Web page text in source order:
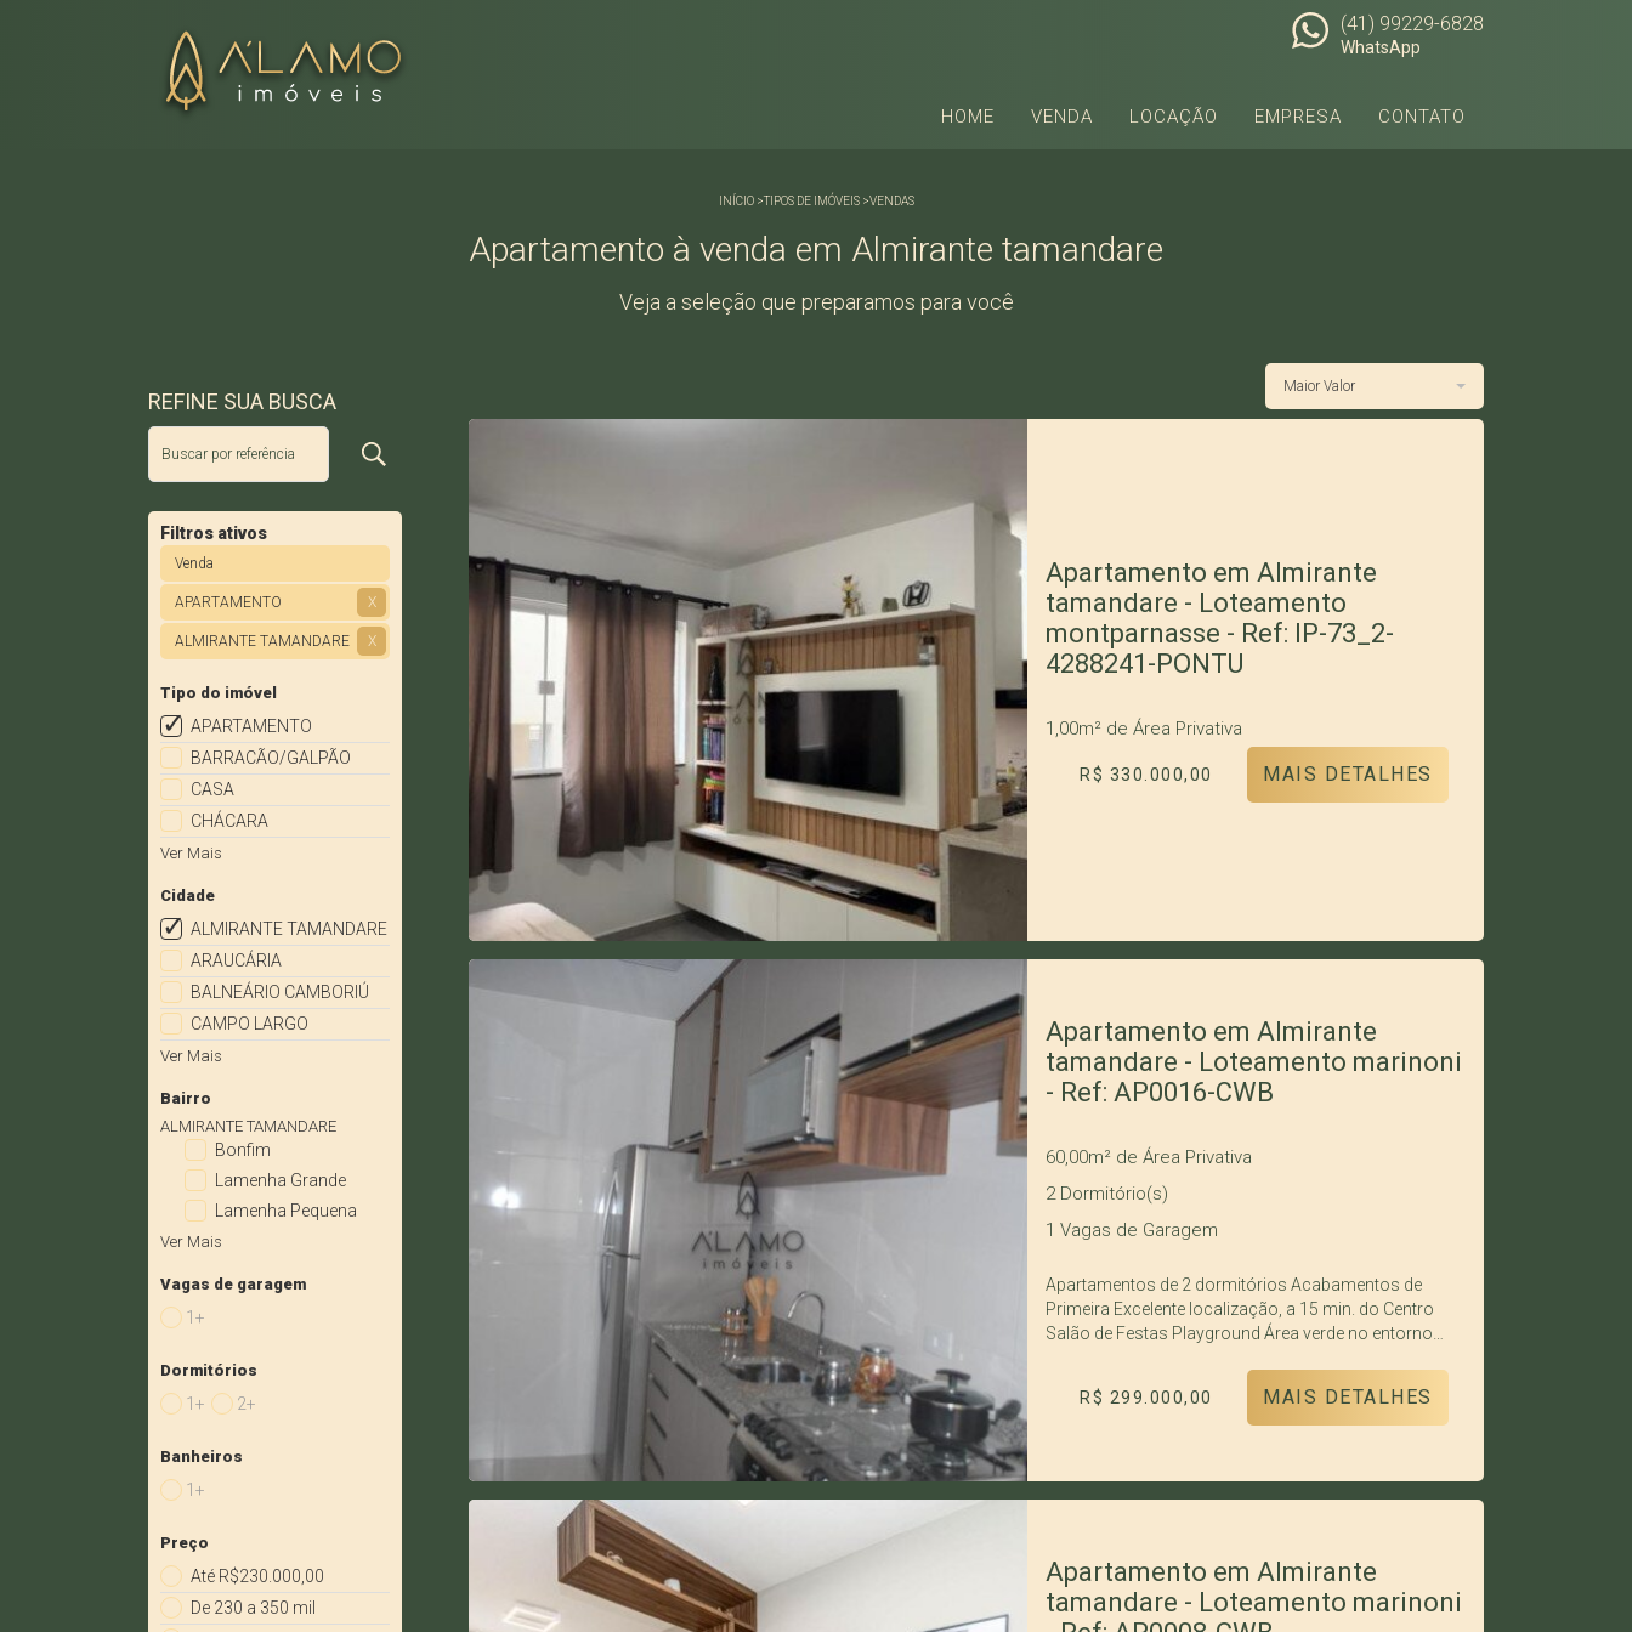
(41) 99229-6828
WhatsApp
HOME VENDA LOCAÇÃO EMPRESA CONTATO
INÍCIO>TIPOS DE IMÓVEIS>VENDAS
Apartamento à venda em Almirante tamandare
Veja a seleção que preparamos para você
Maior Valor
REFINE SUA BUSCA
Filtros ativos
Venda
X
APARTAMENTO
X
ALMIRANTE TAMANDARE
Tipo do imóvel
APARTAMENTO
BARRACÃO/GALPÃO
CASA
CHÁCARA
Ver Mais
Cidade
ALMIRANTE TAMANDARE
ARAUCÁRIA
BALNEÁRIO CAMBORIÚ
CAMPO LARGO
Ver Mais
Bairro
ALMIRANTE TAMANDARE
Bonfim
Lamenha Grande
Lamenha Pequena
Ver Mais
Vagas de garagem
1+
Dormitórios
1+ 2+
Banheiros
1+
Preço
Até R$230.000,00
De 230 a 350 mil
Apartamento em Almirante
tamandare - Loteamento
montparnasse - Ref: IP-73_2-
4288241-PONTU
1,00m² de Área Privativa
R$ 330.000,00 MAIS DETALHES
Apartamento em Almirante
tamandare - Loteamento marinoni
- Ref: AP0016-CWB
60,00m² de Área Privativa
2Dormitório(s)
1 Vagas de Garagem
Apartamentos de 2 dormitórios Acabamentos de
Primeira Excelente localização, a 15 min. do Centro
Salão de Festas Playground Área verde no entorno
Opção de financiamento direto com a incorporadora,
40% de entrada e saldo em 48 vezes (juros anual
R$ 299.000,00 MAIS DETALHES
Apartamento em Almirante
tamandare - Loteamento marinoni